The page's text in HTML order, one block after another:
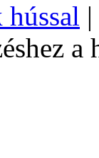
hússal
a